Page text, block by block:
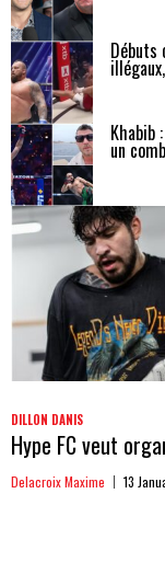
Débuts
Khabib
un
DILLON DANIS
Hype FC veut
Delacroix Maxime 13